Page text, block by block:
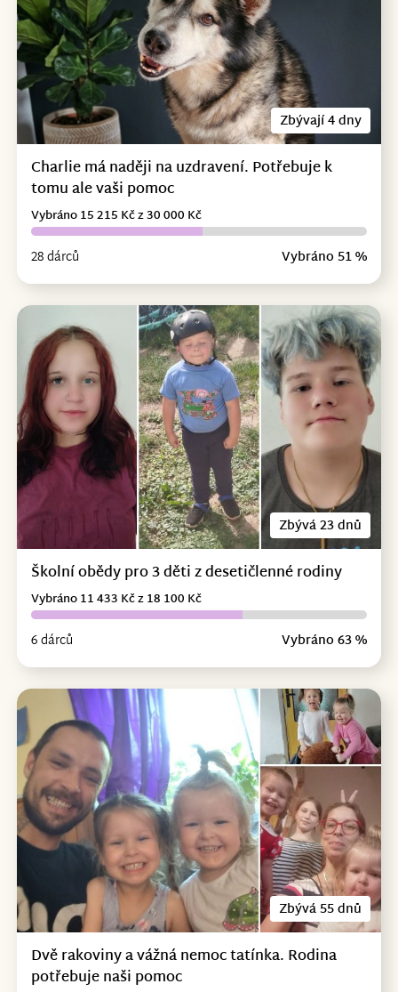
Zbývají 4 dny
Charlie má naději na uzdravení. Potřebuje k
tomu ale vaši pomoc
28 dárců Vybráno 51 %
Vybráno 15 215 Kč z 30 000 Kč
Zbývá 23 dnů
Školní obědy pro 3 děti z desetičlenné rodiny
6 dárců Vybráno 63 %
Vybráno 11 433 Kč z 18 100 Kč
Zbývá 55 dnů
Dvě rakoviny a vážná nemoc tatínka. Rodina
potřebuje naši pomoc